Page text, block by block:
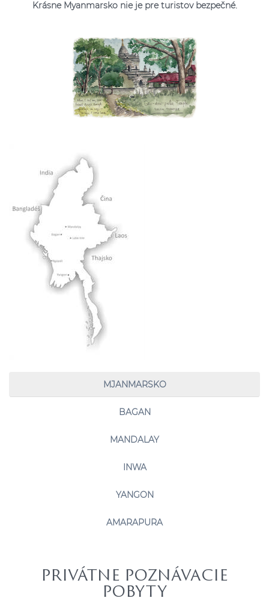
Krásne Myanmarsko nie je pre turistov bezpečné.
MJANMARSKO
BAGAN
MANDALAY
INWA
YANGON
AMARAPURA
PRIVÁTNE POZNÁVACIE
POBYTY